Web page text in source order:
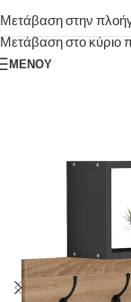
Μετάβαση στην
Μετάβαση στο κύριο
ΜΕΝΟΎ